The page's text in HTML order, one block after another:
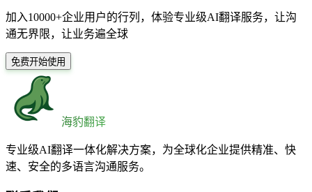
加入10000+企业用户的行列，体验专业级AI翻译服务，让沟
通无界限，让业务遍全球
免费开始使用
海豹翻译
专业级AI翻译一体化解决方案，为全球化企业提供精准、快
速、安全的多语言沟通服务。